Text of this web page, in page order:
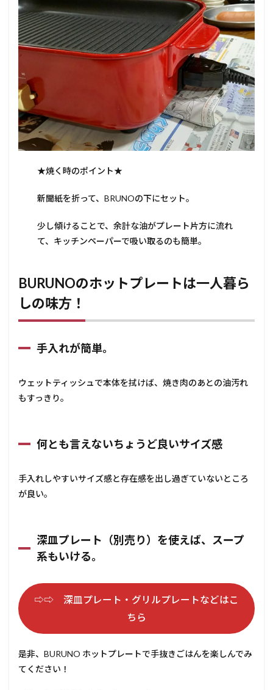
★焼く時のポイント★
新聞紙を折って、BRUNOの下にセット。
少し傾けることで、余計な油がプレート片方に流れ
て、キッチンペーパーで吸い取るのも簡単。
BURUNOのホットプレートは一人暮ら
しの味方！
手入れが簡単。
ウェットティッシュで本体を拭けば、焼き肉のあとの油汚れ
もすっきり。
何とも言えないちょうど良いサイズ感
手入れしやすいサイズ感と存在感を出し過ぎていないところ
が良い。
深皿プレート（別売り）を使えば、スープ
系もいける。
⇨⇨ 深皿プレート・グリルプレートなどはこ
ちら
是非、BURUNO ホットプレートで手抜きごはんを楽しんでみ
てください！